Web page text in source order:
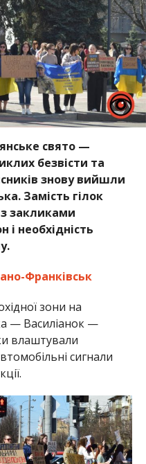
свято —
безвісти та
знову вийшли
Замість гілок
закликами
і необхідність
Франківськ
зони на
— Василіанок —
влаштували
сигнали